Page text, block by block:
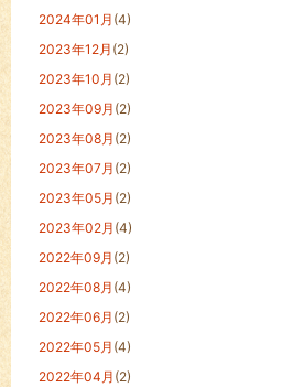
2024年01月 (4)
2023年12月 (2)
2023年10月 (2)
2023年09月 (2)
2023年08月 (2)
2023年07月 (2)
2023年05月 (2)
2023年02月 (4)
2022年09月 (2)
2022年08月 (4)
2022年06月 (2)
2022年05月 (4)
2022年04月 (2)